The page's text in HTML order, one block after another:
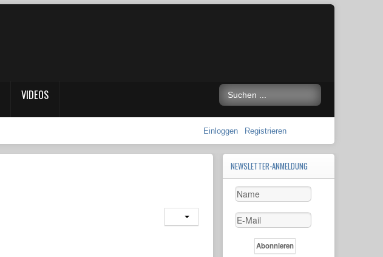
VIDEOS
Einloggen Registrieren
NEWSLETTER-ANMELDUNG